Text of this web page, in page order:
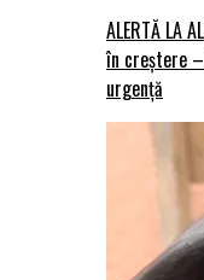
ALERTĂ LA
în creștere
urgență